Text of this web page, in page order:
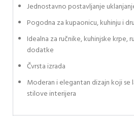
Jednostavno postavljanje
Pogodna za kupaonicu, kuhinju i
Idealna za ručnike, kuhinjske krpe,
dodatke
Čvrsta izrada
Moderan i elegantan dizajn koji se
stilove interijera